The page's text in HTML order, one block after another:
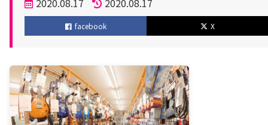
投
稿
日
2020.08.17
更
新
2020.08.17
facebook X